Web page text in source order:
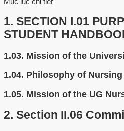
1. SECTION I.01
STUDENT
1.03. Mission of the
1.04. Philosophy of Nursing
1.05. Mission of the UG
2. Section II.06